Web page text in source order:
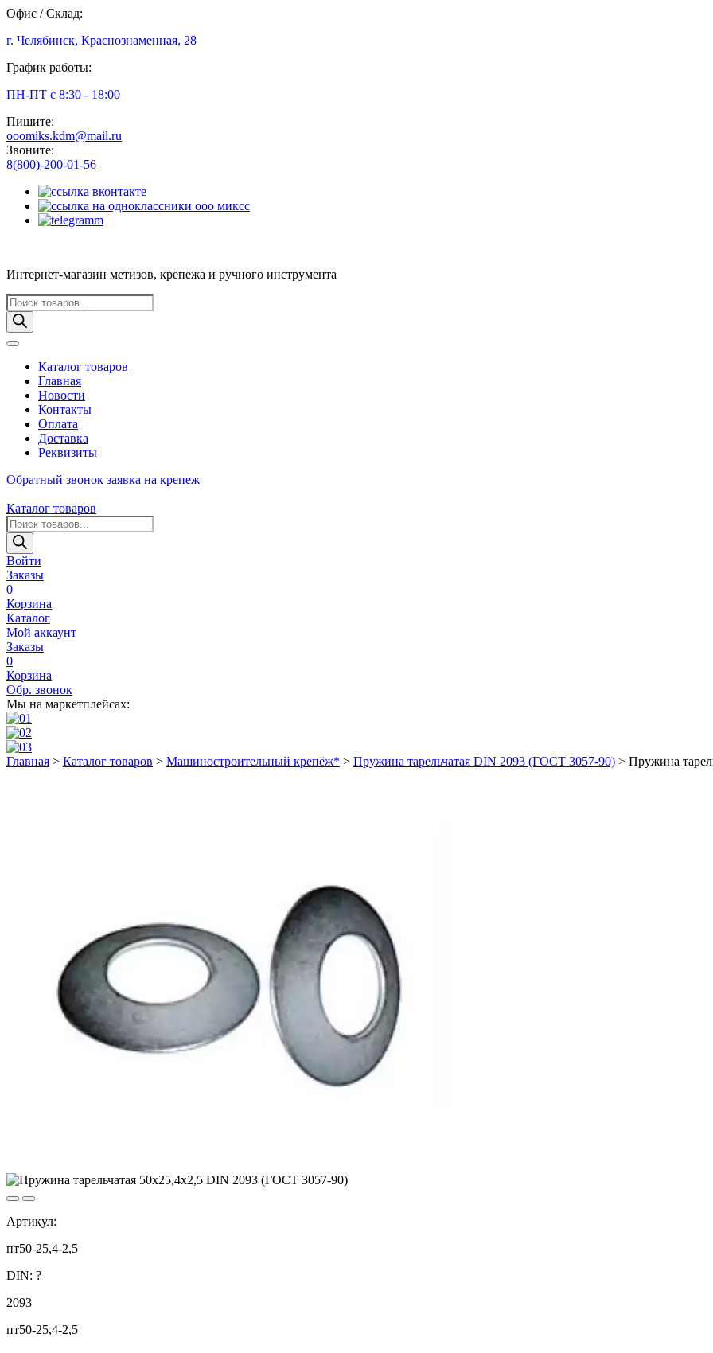
Офис / Склад:
г. Челябинск, Краснознаменная, 28
График работы:
ПН-ПТ с 8:30 - 18:00
Пишите:
ooomiks.kdm@mail.ru
Звоните:
8(800)-200-01-56
Интернет-магазин метизов, крепежа и ручного инструмента
Поиск
товаров
Каталог товаров
Главная
Новости
Контакты
Оплата
Доставка
Реквизиты
Обратный звонок заявка на крепеж
Каталог товаров
Поиск
товаров
Войти
Заказы
0
Корзина
Каталог
Мой аккаунт
Заказы
0
Корзина
Обр. звонок
Мы на маркетплейсах:
Главная > Каталог товаров > Машиностроительный крепёж* > Пружина тарельчатая DIN 2093 (ГОСТ 3057-90) > Пружина
Артикул:
пт50-25,4-2,5
DIN: ?
2093
пт50-25,4-2,5